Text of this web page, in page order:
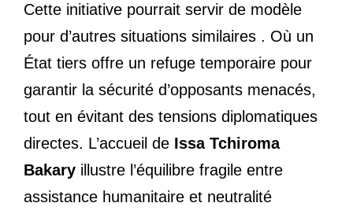
Cette initiative pourrait servir de modèle
pour d’autres situations similaires . Où un
État tiers offre un refuge temporaire pour
garantir la sécurité d’opposants menacés,
tout en évitant des tensions diplomatiques
directes. L’accueil de Issa Tchiroma
Bakary illustre l’équilibre fragile entre
assistance humanitaire et neutralité